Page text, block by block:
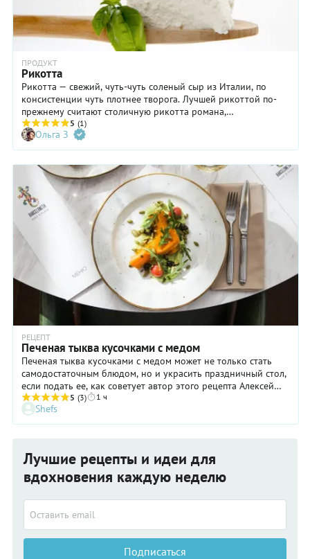
ПРОДУКТ
Рикотта
Рикотта — свежий, чуть-чуть соленый сыр из Италии, по
консистенции чуть плотнее творога. Лучшей рикоттой по-
прежнему считают столичную рикотта романа,
приготовленную из сыворотки овечьего молока, побочного
продукта пекорино романо. Про него в Риме говорят: «сыр
рикотта — это не что иное, как первый слой сыворотки,
самой текстурированной, жирной, тонкой по вкусу и очень
ароматной».
5 (1)
Ольга З
РЕЦЕПТ
Печеная тыква кусочками с медом
Печеная тыква кусочками с медом может не только стать
самодостаточным блюдом, но и украсить праздничный стол,
если подать ее, как советует автор этого рецепта Алексей
Павлов, шеф-повар сочинского ресторана Barceloneta – на
подушке из рикотты с руколой, помидорами черри и
поджаренными тыквенными семечками. К такой закуске и
мягким, чуть солоноватым и пряным сыром покажется
настолько деликатесным, что заставит смаковать каждый
кусочек этого красивого блюда.
5 (3) 1 ч
Shefs
Лучшие рецепты и идеи для
вдохновения каждую неделю
Подписаться